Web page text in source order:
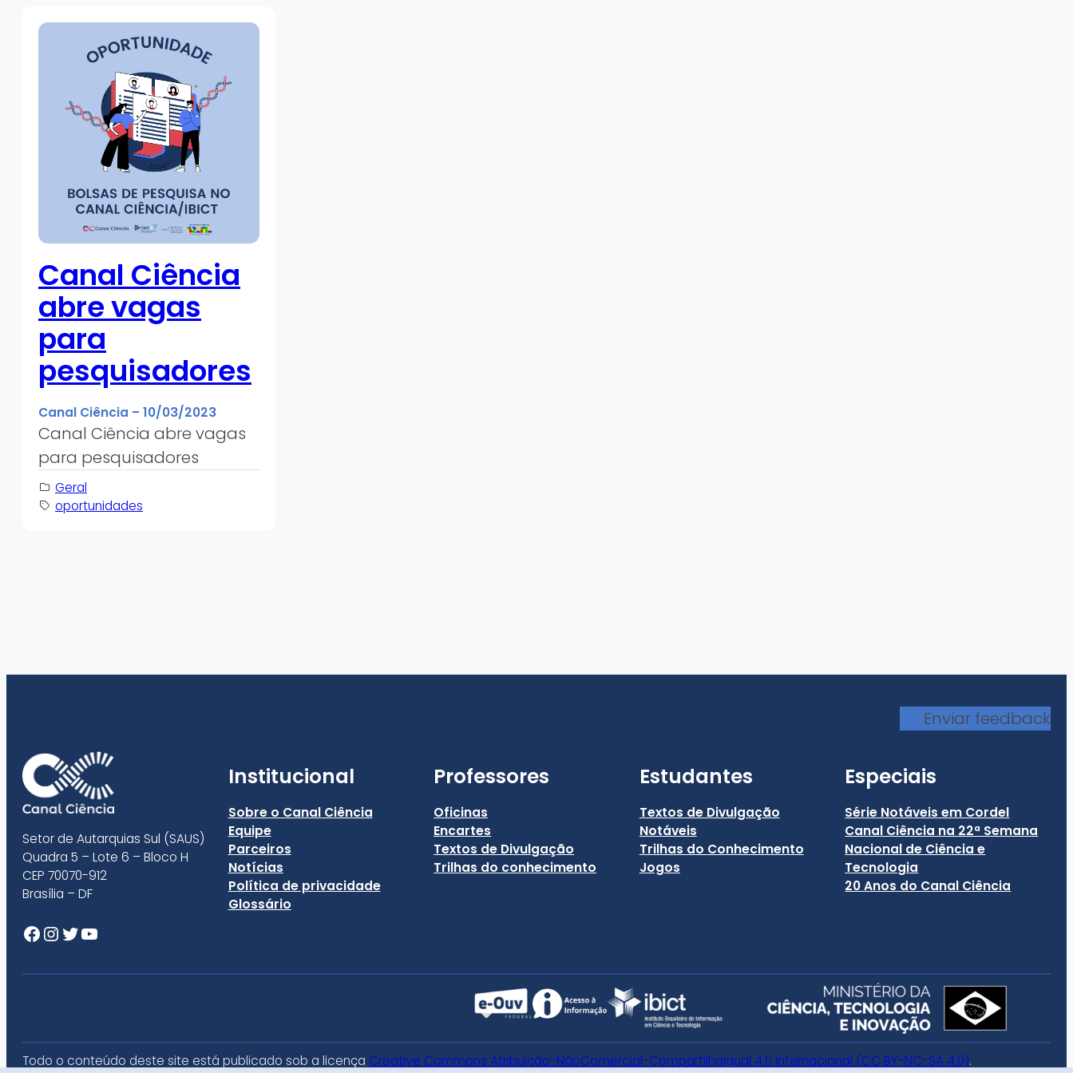
Canal Ciência
abre vagas
para
pesquisadores
Canal Ciência – 10/03/2023
Canal Ciência abre vagas
para pesquisadores
Geral
oportunidades
Enviar feedback
Setor de Autarquias Sul (SAUS)
Quadra 5 – Lote 6 – Bloco H
CEP 70070-912
Brasília – DF
Facebook
Instagram
Twitter
Youtube
Institucional
Sobre o Canal Ciência
Equipe
Parceiros
Notícias
Política de privacidade
Glossário
Professores
Oficinas
Encartes
Textos de Divulgação
Trilhas do conhecimento
Estudantes
Textos de Divulgação
Notáveis
Trilhas do Conhecimento
Jogos
Especiais
Série Notáveis em Cordel
Canal Ciência na 22ª Semana
Nacional de Ciência e
Tecnologia
20 Anos do Canal Ciência
Todo o conteúdo deste site está publicado sob a licença Creative Commons Atribuição-NãoComercial-CompartilhaIgual 4.0 Internacional (CC BY-NC-SA 4.0).